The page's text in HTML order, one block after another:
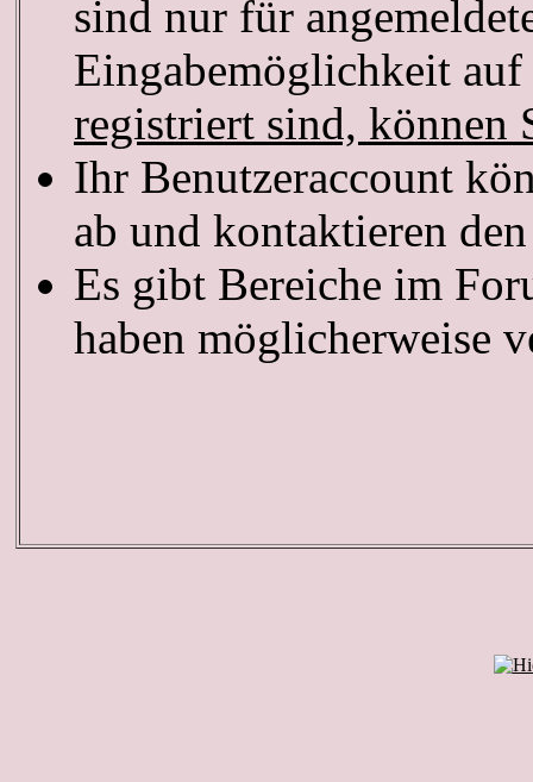
sind nur für
Eingabemöglichkeit
registriert sind, können
Ihr Benutzeraccount
ab und kontaktieren
Es gibt Bereiche im
haben möglicherweise